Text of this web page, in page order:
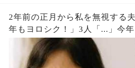
2年前の正月から私を無視する
年もヨロシク！」3人「...」今
無言で家を出ると夫から鬼電が